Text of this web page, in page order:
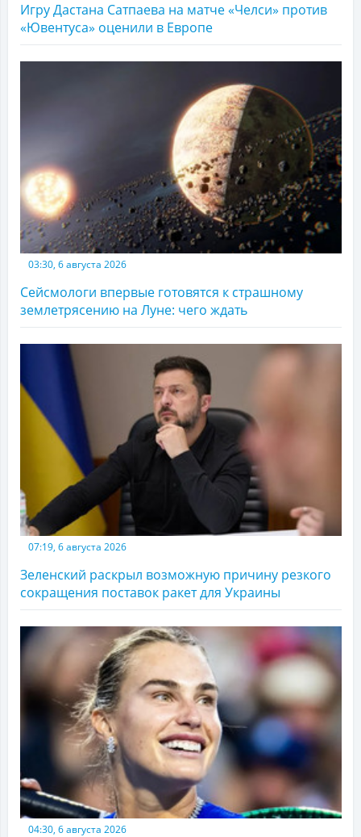
Игру Дастана Сатпаева на матче «Челси» против
«Ювентуса» оценили в Европе
03:30, 6 августа 2026
Сейсмологи впервые готовятся к страшному
землетрясению на Луне: чего ждать
07:19, 6 августа 2026
Зеленский раскрыл возможную причину резкого
сокращения поставок ракет для Украины
04:30, 6 августа 2026